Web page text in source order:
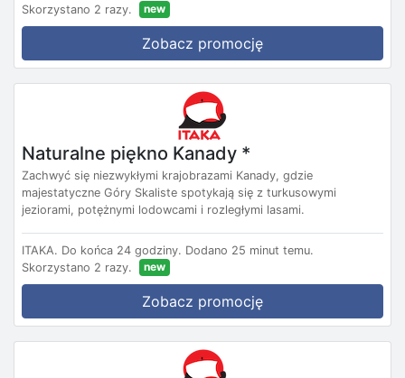
Skorzystano 2 razy.
new
Zobacz promocję
Naturalne piękno Kanady *
Zachwyć się niezwykłymi krajobrazami Kanady, gdzie
majestatyczne Góry Skaliste spotykają się z turkusowymi
jeziorami, potężnymi lodowcami i rozległymi lasami.
ITAKA. Do końca 24 godziny. Dodano 25 minut temu.
Skorzystano 2 razy.
new
Zobacz promocję